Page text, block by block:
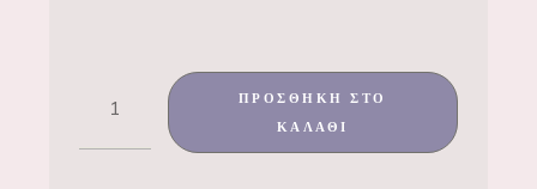
ΠΡΟΣΘΉΚΗ ΣΤΟ
ΚΑΛΆΘΙ